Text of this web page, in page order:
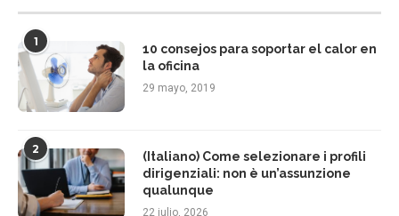
1
10 consejos para soportar el calor en
la oficina
29 mayo, 2019
2
(Italiano) Come selezionare i profili
dirigenziali: non è un’assunzione
qualunque
22 julio, 2026